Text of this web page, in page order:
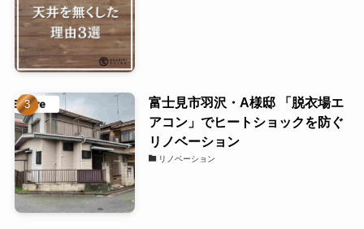
富士見市羽沢・A様邸 「脱衣場エ
アコン」でヒートショックを防ぐ
リノベーション
リノベーション